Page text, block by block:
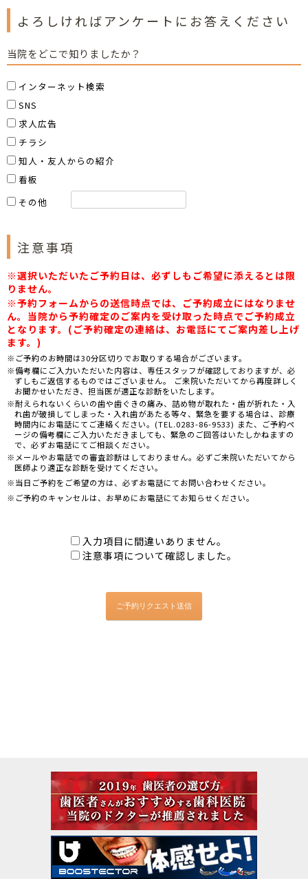
よろしければアンケートにお答えください
当院をどこで知りましたか？
インターネット検索
SNS
求人広告
チラシ
知人・友人からの紹介
看板
その他
注意事項
※選択いただいたご予約日は、必ずしもご希望に添えるとは限
りません。
※予約フォームからの送信時点では、ご予約成立にはなりませ
ん。当院から予約確定のご案内を受け取った時点でご予約成立
となります。(ご予約確定の連絡は、お電話にてご案内差し上げ
ます。)
※ご予約のお時間は30分区切りでお取りする場合がございます。
※備考欄にご入力いただいた内容は、専任スタッフが確認しておりますが、必
ずしもご返信するものではございません。 ご来院いただいてから再度詳しく
お聞かせいただき、担当医が適正な診断をいたします。
※耐えられないくらいの歯や歯ぐきの痛み、詰め物が取れた・歯が折れた・入
れ歯が破損してしまった・入れ歯があたる等々、緊急を要する場合は、診療
時間内にお電話にてご連絡ください。(TEL.0283-86-9533) また、ご予約ペ
ージの備考欄にご入力いただきましても、緊急のご回答はいたしかねますの
で、必ずお電話にてご相談ください。
※メールやお電話での審査診断はしておりません。必ずご来院いただいてから
医師より適正な診断を受けてください。
※当日ご予約をご希望の方は、必ずお電話にてお問い合わせください。
※ご予約のキャンセルは、お早めにお電話にてお知らせください。
入力項目に間違いありません。
注意事項について確認しました。